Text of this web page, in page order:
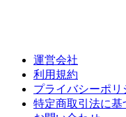
運営会社
利用規約
プライバシーポリ
特定商取引法に基